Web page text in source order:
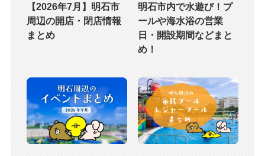
【2026年7月】明石市
周辺の開店・閉店情報
まとめ
明石市内で水遊び！プ
ールや海水浴の営業
日・開設期間などまと
め！